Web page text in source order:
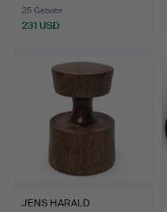
25 Gebote
231 USD
JENS HARALD